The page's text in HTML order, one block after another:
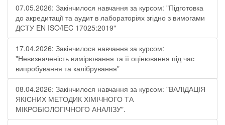
07.05.2026: Закінчилося навчання за курсом: "Підготовка
до акредитації та аудит в лабораторіях згідно з вимогами
ДСТУ EN ISO/IEC 17025:2019"
17.04.2026: Закінчилося навчання за курсом:
"Невизначеність вимірювання та її оцінювання під час
випробування та калібрування"
08.04.2026: Закінчилося навчання за курсом: "ВАЛІДАЦІЯ
ЯКІСНИХ МЕТОДИК ХІМІЧНОГО ТА
МІКРОБІОЛОГІЧНОГО АНАЛІЗУ".